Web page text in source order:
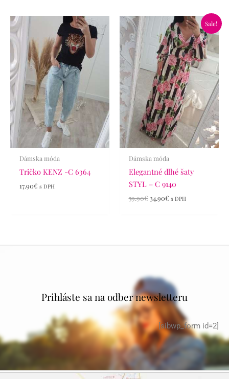
Dámska móda
Tričko KENZ -C 6364
17.90€ s DPH
Sale!
Dámska móda
Elegantné dlhé šaty
STYL – C 9140
59.90€
Pôvodná
bola:
59.90€.
34.90€
Aktuálna
cena
je:
34.90€.
s DPH
Prihláste sa na odber newsletteru
[sibwp_form id=2]